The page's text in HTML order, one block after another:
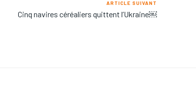
ARTICLE SUIVANT
Cinq navires céréaliers quittent l’Ukraine￼